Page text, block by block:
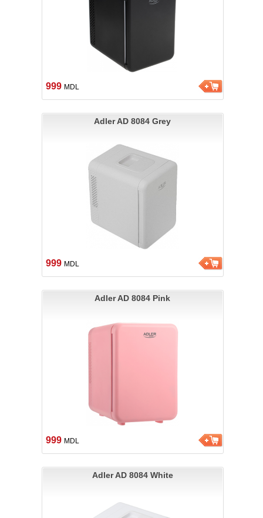
999 MDL
Adler AD 8084 Grey
999 MDL
Adler AD 8084 Pink
999 MDL
Adler AD 8084 White